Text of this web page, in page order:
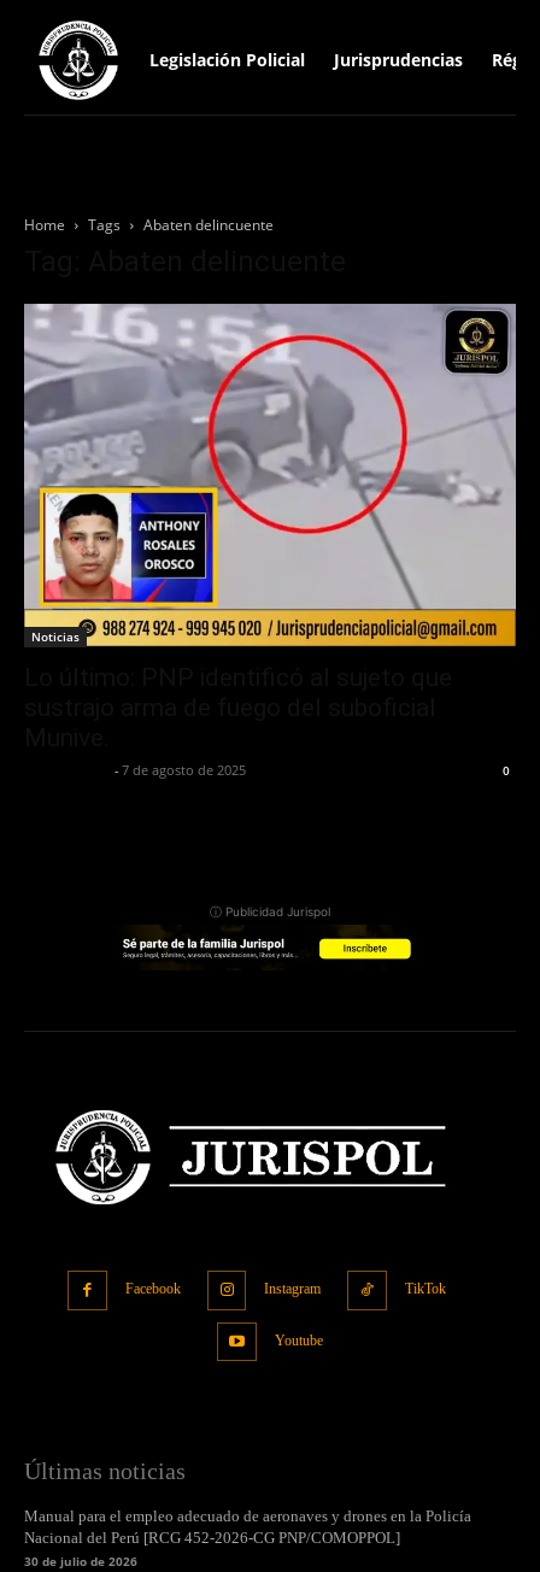
Legislación Policial Jurisprudencias
Home Tags Abaten delincuente
Noticias
- 7 de agosto de 2025 0
ⓘ Publicidad Jurispol
Facebook Instagram TikTok
Youtube
Últimas noticias
Manual para el empleo adecuado de aeronaves y drones en la Policía
Nacional del Perú [RCG 452-2026-CG PNP/COMOPPOL]
30 de julio de 2026